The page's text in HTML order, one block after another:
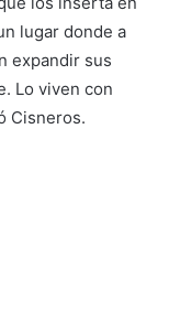
lugar donde a
expandir sus
Lo viven con
Cisneros.